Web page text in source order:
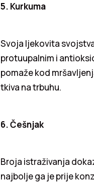
5. Kurkuma
Svoja ljekovita
protuupalnim i
pomaže kod
tkiva na trbuhu.
6. Češnjak
Broja istraživanja
najbolje ga je prije